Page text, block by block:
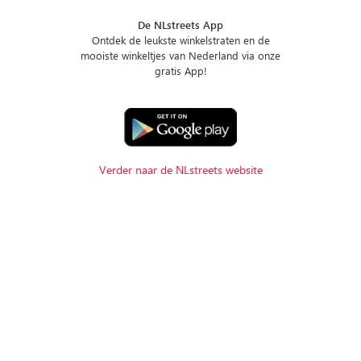
De NLstreets App
Ontdek de leukste winkelstraten en de
mooiste winkeltjes van Nederland via onze
gratis App!
Verder naar de NLstreets website